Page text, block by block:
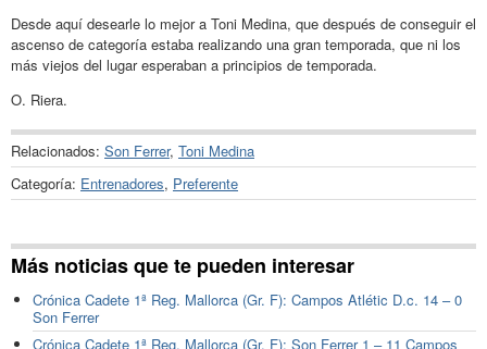
Desde aquí desearle lo mejor a Toni Medina, que después de conseguir el
ascenso de categoría estaba realizando una gran temporada, que ni los
más viejos del lugar esperaban a principios de temporada.
O. Riera.
Relacionados: Son Ferrer, Toni Medina
Categoría: Entrenadores, Preferente
Más noticias que te pueden interesar
Crónica Cadete 1ª Reg. Mallorca (Gr. F): Campos Atlétic D.c. 14 – 0
Son Ferrer
Crónica Cadete 1ª Reg. Mallorca (Gr. F): Son Ferrer 1 – 11 Campos